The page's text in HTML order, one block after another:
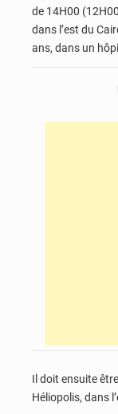
de 14H00
dans l’est du
ans, dans un
Il doit ensuite
Héliopolis, dans